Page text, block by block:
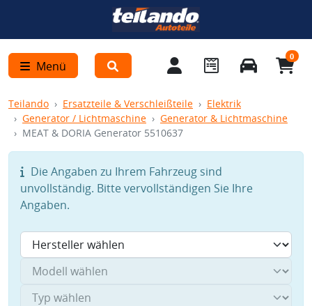
Menü
0
Teilando Ersatzteile & Verschleißteile
Elektrik
Generator / Lichtmaschine
Generator & Lichtmaschine
MEAT & DORIA Generator 5510637
Die Angaben zu Ihrem Fahrzeug sind
unvollständig. Bitte vervollständigen Sie Ihre
Angaben.